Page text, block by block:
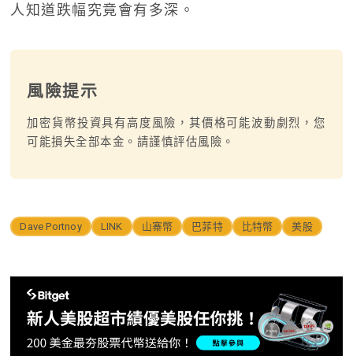
人知道跌幅究竟會有多深。
風險提示
加密貨幣投資具有高度風險，其價格可能波動劇烈，您
可能損失全部本金。請謹慎評估風險。
Dave Portnoy LINK 山寨幣 巴菲特 比特幣 美股